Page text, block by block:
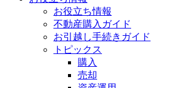
お役立ち情報
不動産購入ガイド
お引越し手続きガイド
トピックス
購入
売却